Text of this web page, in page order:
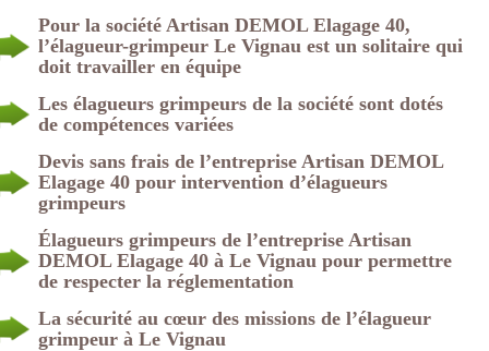
Pour la société Artisan DEMOL Elagage 40,
l’élagueur-grimpeur Le Vignau est un solitaire qui
doit travailler en équipe
Les élagueurs grimpeurs de la société sont dotés
de compétences variées
Devis sans frais de l’entreprise Artisan DEMOL
Elagage 40 pour intervention d’élagueurs
grimpeurs
Élagueurs grimpeurs de l’entreprise Artisan
DEMOL Elagage 40 à Le Vignau pour permettre
de respecter la réglementation
La sécurité au cœur des missions de l’élagueur
grimpeur à Le Vignau